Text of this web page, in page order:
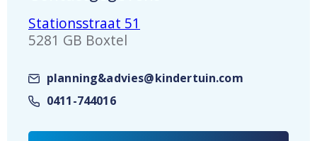
Stationsstraat 51
5281 GB Boxtel
planning&advies@kindertuin.com
0411-744016